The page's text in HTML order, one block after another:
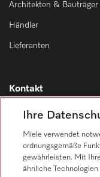
Architekten & Bauträger
Händler
Lieferanten
Kontakt
Kontaktübersicht
Vertrieb
0471 666 319
Werkkundendienst
Ihre
Miele verwendet
ordnungsgemäße
gewährleisten. Mit
ähnliche